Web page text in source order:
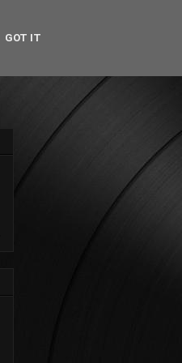
GOT IT